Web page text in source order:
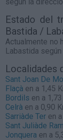
Estado del
Bastida /
Actualmente no
Labastida
Localidades
Sant Joan De
Flaçà en a 1,45
Bordils en a
Celrà en a 0,90
Sarriàde Ter en
Sant Juliàde
Jonquera en a